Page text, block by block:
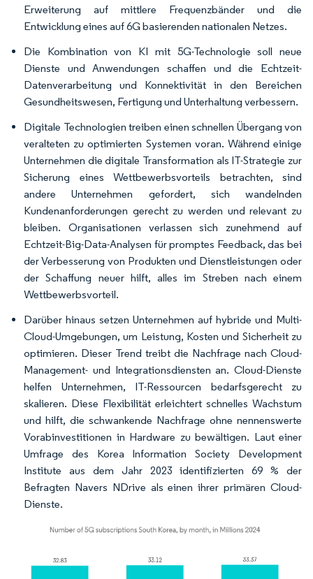
Erweiterung auf mittlere Frequenzbänder und die
Entwicklung eines auf 6G basierenden nationalen Netzes.
Die Kombination von KI mit 5G-Technologie soll neue
Dienste und Anwendungen schaffen und die Echtzeit-
Datenverarbeitung und Konnektivität in den Bereichen
Gesundheitswesen, Fertigung und Unterhaltung verbessern.
Digitale Technologien treiben einen schnellen Übergang von
veralteten zu optimierten Systemen voran. Während einige
Unternehmen die digitale Transformation als IT-Strategie zur
Sicherung eines Wettbewerbsvorteils betrachten, sind
andere Unternehmen gefordert, sich wandelnden
Kundenanforderungen gerecht zu werden und relevant zu
bleiben. Organisationen verlassen sich zunehmend auf
Echtzeit-Big-Data-Analysen für promptes Feedback, das bei
der Verbesserung von Produkten und Dienstleistungen oder
der Schaffung neuer hilft, alles im Streben nach einem
Wettbewerbsvorteil.
Darüber hinaus setzen Unternehmen auf hybride und Multi-
Cloud-Umgebungen, um Leistung, Kosten und Sicherheit zu
optimieren. Dieser Trend treibt die Nachfrage nach Cloud-
Management- und Integrationsdiensten an. Cloud-Dienste
helfen Unternehmen, IT-Ressourcen bedarfsgerecht zu
skalieren. Diese Flexibilität erleichtert schnelles Wachstum
und hilft, die schwankende Nachfrage ohne nennenswerte
Vorabinvestitionen in Hardware zu bewältigen. Laut einer
Umfrage des Korea Information Society Development
Institute aus dem Jahr 2023 identifizierten 69 % der
Befragten Navers NDrive als einen ihrer primären Cloud-
Dienste.